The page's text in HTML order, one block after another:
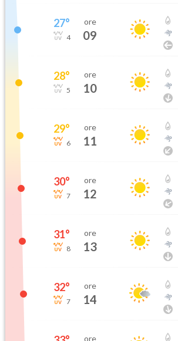
27°
4
ore
09
28°
5
ore
10
29°
6
ore
11
30°
7
ore
12
31°
8
ore
13
32°
7
ore
14
ore